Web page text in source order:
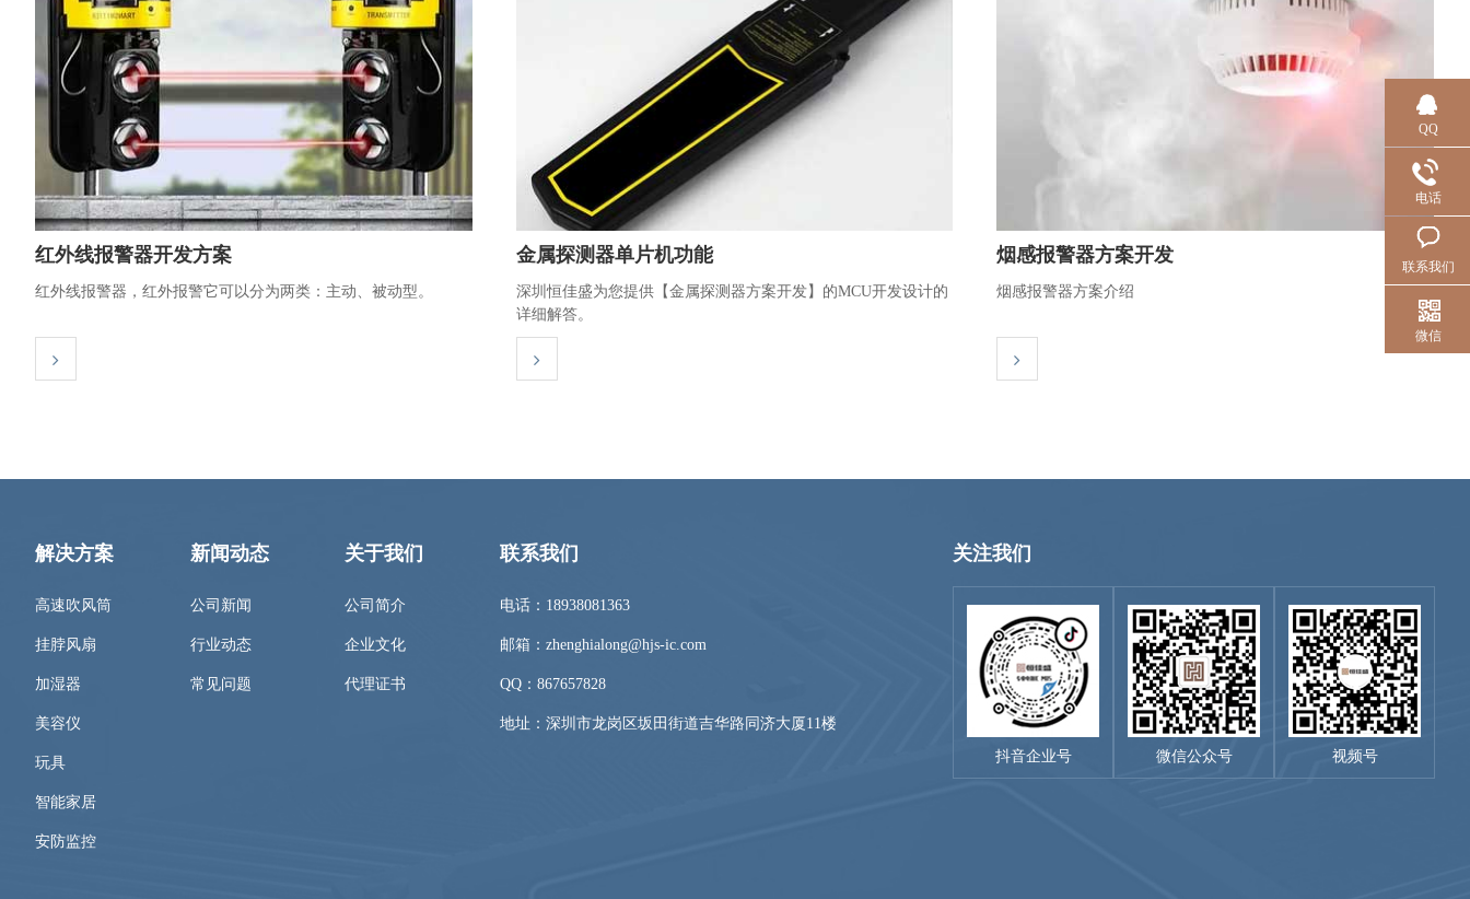
红外线报警器开发方案
红外线报警器，红外报警它可以分为两类：主动、被动型。
金属探测器单片机功能
深圳恒佳盛为您提供【金属探测器方案开发】的MCU开发设计的
详细解答。
烟感报警器方案开发
烟感报警器方案介绍
解决方案
高速吹风筒
挂脖风扇
加湿器
美容仪
玩具
智能家居
安防监控
新闻动态
公司新闻
行业动态
常见问题
关于我们
公司简介
企业文化
代理证书
联系我们
电话：18938081363
邮箱：zhenghialong@hjs-ic.com
QQ： 867657828
地址：深圳市龙岗区坂田街道吉华路同济大厦11楼
关注我们
抖音企业号 微信公众号 视频号
QQ
电话
联系我们
微信